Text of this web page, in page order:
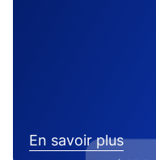
En savoir plus